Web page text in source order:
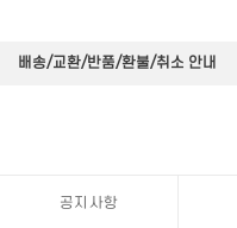
배송/교환/반품/환불/취소 안내
공지사항